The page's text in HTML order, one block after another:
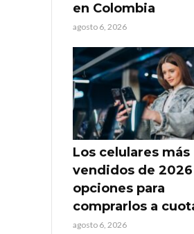
en Colombia
agosto 6, 2026
Los celulares más
vendidos de 2026
opciones para
comprarlos a
agosto 6, 2026